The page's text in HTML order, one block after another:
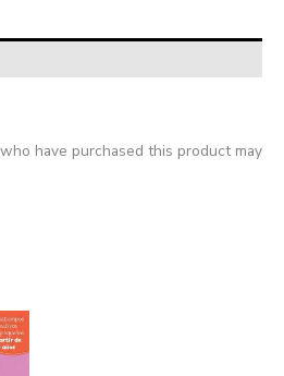
have purchased this product may